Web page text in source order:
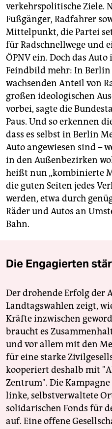
verkehrspolitische Ziele.
Fußgänger, Radfahrer
Mittelpunkt, die Partei
für Radschnellwege und
ÖPNV ein. Doch das
Feindbild mehr: In
wachsenden Anteil von
großen ideologischen
vorbei, sagte die
Paus. Und so erkennen
dass es selbst in Berlin
Auto angewiesen sind –
in den Außenbezirken
heißt nun „kombinierte
die guten Seiten jedes
werden, etwa durch
Räder und Autos an
Bahn.
Die Engagierten
Der drohende Erfolg der
Landtagswahlen zeigt,
Kräfte inzwischen
braucht es
und vor allem mit den
für eine starke
kooperiert deshalb mit
Zentrum". Die
linke, selbstverwaltete
solidarischen Fonds für
auf. Eine offene